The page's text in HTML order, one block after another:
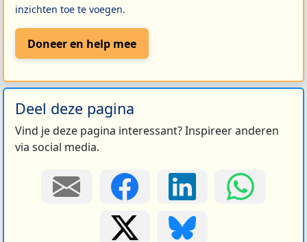
inzichten toe te voegen.
Doneer en help mee
Deel deze pagina
Vind je deze pagina interessant? Inspireer anderen
via social media.